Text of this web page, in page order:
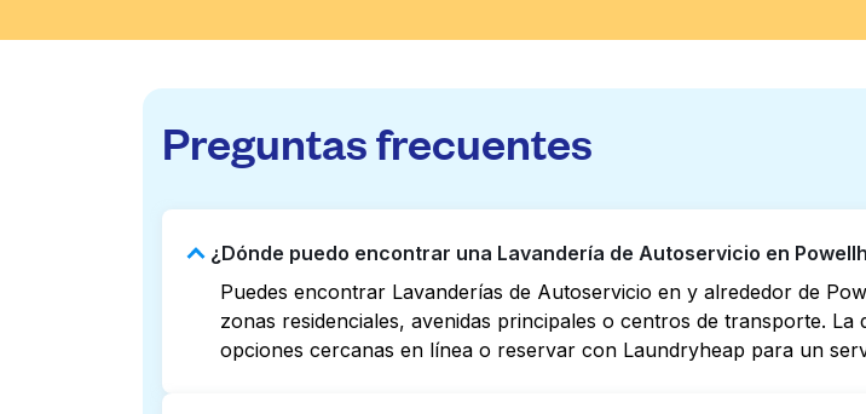
Preguntas frecuentes
¿Dónde puedo encontrar una Lavandería de Autoservicio en
Puedes encontrar Lavanderías de Autoservicio en y alrededor de
zonas residenciales, avenidas principales o centros de transporte.
opciones cercanas en línea o reservar con Laundryheap para un